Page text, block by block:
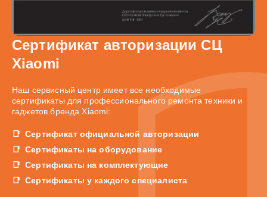
Сертификат авторизации СЦ
Xiaomi
Наш сервисный центр имеет все необходимые
сертификаты для профессионального ремонта техники и
гаджетов бренда Xiaomi:
Сертификат официальной авторизации
Сертификаты на оборудование
Сертификаты на комплектующие
Сертификаты у каждого специалиста